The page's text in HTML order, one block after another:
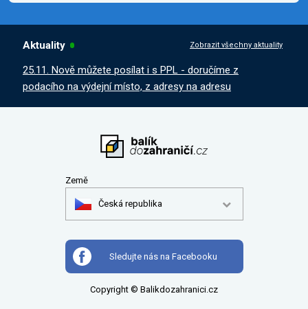
Aktuality Zobrazit všechny aktuality
25.11. Nově můžete posílat i s PPL - doručíme z
podacího na výdejní místo, z adresy na adresu
Země
Česká republika
Sledujte nás na Facebooku
Copyright © Balikdozahranici.cz